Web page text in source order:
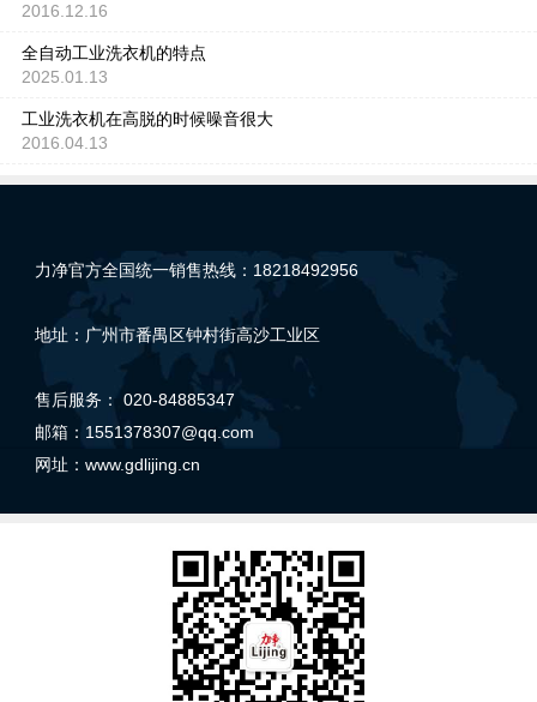
2016.12.16
全自动工业洗衣机的特点
2025.01.13
工业洗衣机在高脱的时候噪音很大
2016.04.13
力净官方全国统一销售热线：18218492956
地址：广州市番禺区钟村街高沙工业区
售后服务： 020-84885347
邮箱：1551378307@qq.com
网址： www.gdlijing.cn